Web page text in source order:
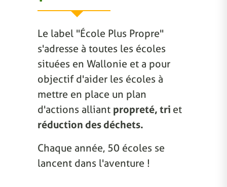
Le label "École Plus Propre"
s'adresse à toutes les écoles
situées en Wallonie et a pour
objectif d'aider les écoles à
mettre en place un plan
d'actions alliant propreté, tri et
réduction des déchets.
Chaque année, 50 écoles se
lancent dans l'aventure !